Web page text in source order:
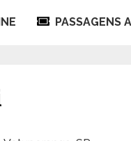
PASSAGENS